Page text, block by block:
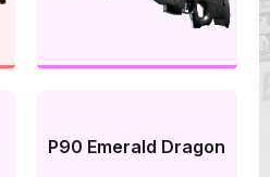
P90 Emerald Dragon